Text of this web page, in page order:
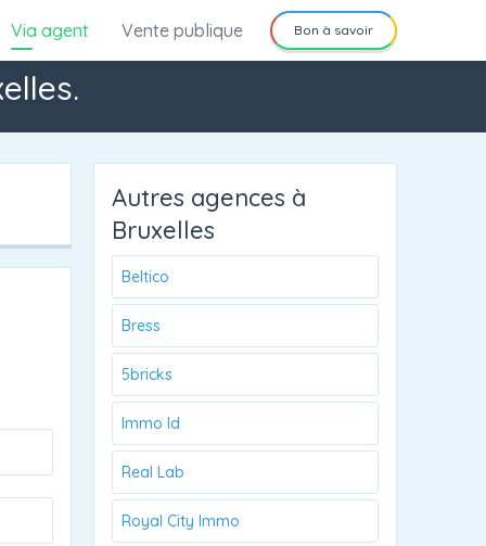
Via agent Vente publique Bon à savoir
Autres agences à
Bruxelles
Beltico
Bress
5bricks
Immo Id
Real Lab
Royal City Immo